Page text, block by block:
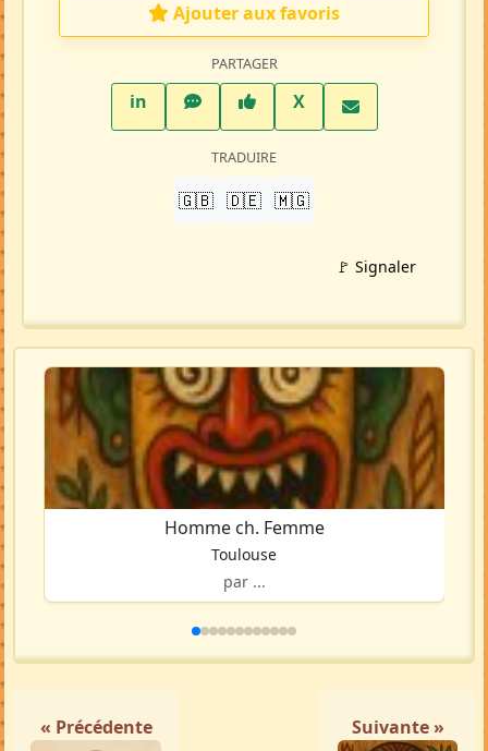
Ajouter aux favoris
PARTAGER
inLinkedInWhatsAppFacebook
XTwitter X
TRADUIRE
🇬🇧 🇩🇪 🇲🇬
🚩 Signaler
Homme ch. Femme
Toulouse
par ...
« Précédente Suivante »